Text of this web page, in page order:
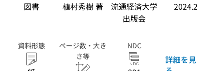
図書 植村秀樹 著
流通経済大学
出版会
2024.2
資料形態
ページ数・大き
さ等
NDC
詳細を見